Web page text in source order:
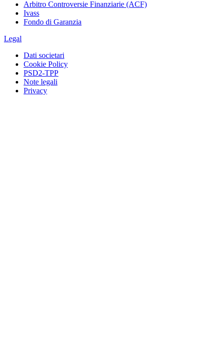
Arbitro Controversie Finanziarie (ACF)
Ivass
Fondo di Garanzia
Legal
Dati societari
Cookie Policy
PSD2-TPP
Note legali
Privacy